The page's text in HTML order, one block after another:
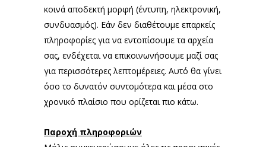
κοινά αποδεκτή μορφή (έντυπη, ηλεκτρονική,
συνδυασμός). Εάν δεν διαθέτουμε επαρκείς
πληροφορίες για να εντοπίσουμε τα αρχεία
σας, ενδέχεται να επικοινωνήσουμε μαζί σας
για περισσότερες λεπτομέρειες. Αυτό θα γίνει
όσο το δυνατόν συντομότερα και μέσα στο
χρονικό πλαίσιο που ορίζεται πιο κάτω.
Παροχή πληροφοριών